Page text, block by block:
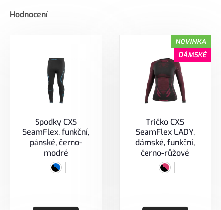
Hodnocení
Spodky CXS
SeamFlex, funkční,
pánské, černo-
modré
NOVINKA
DÁMSKÉ
Tričko CXS
SeamFlex LADY,
dámské, funkční,
černo-růžové